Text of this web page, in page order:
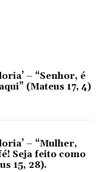
– “Senhor, é
(Mateus 17, 4)
– “Mulher,
Seja feito como
15, 28).